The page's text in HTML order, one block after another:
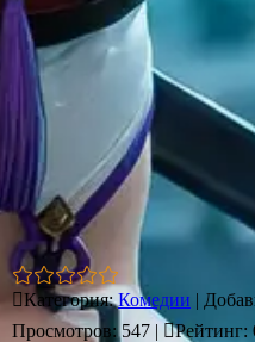
Категория: Комедии |
Просмотров: 547 | Рейтинг: